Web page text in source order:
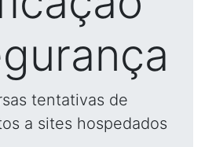
tentativas de
a sites hospedados